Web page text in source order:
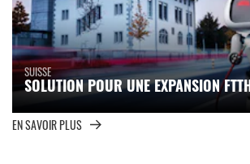
SUISSE
SOLUTION POUR UNE EXPANSION FTTH
EN SAVOIR PLUS